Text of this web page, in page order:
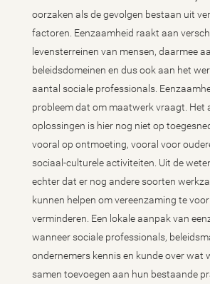
oorzaken als de gevolgen bestaan uit
factoren. Eenzaamheid raakt aan
levensterreinen van mensen, daarmee
beleidsdomeinen en dus ook aan het
aantal sociale professionals.
probleem dat om maatwerk vraagt. Het
oplossingen is hier nog niet op
vooral op ontmoeting, vooral voor
sociaal-culturele activiteiten. Uit de
echter dat er nog andere soorten
kunnen helpen om vereenzaming te
verminderen. Een lokale aanpak van
wanneer sociale professionals,
ondernemers kennis en kunde over wat
samen toevoegen aan hun bestaande